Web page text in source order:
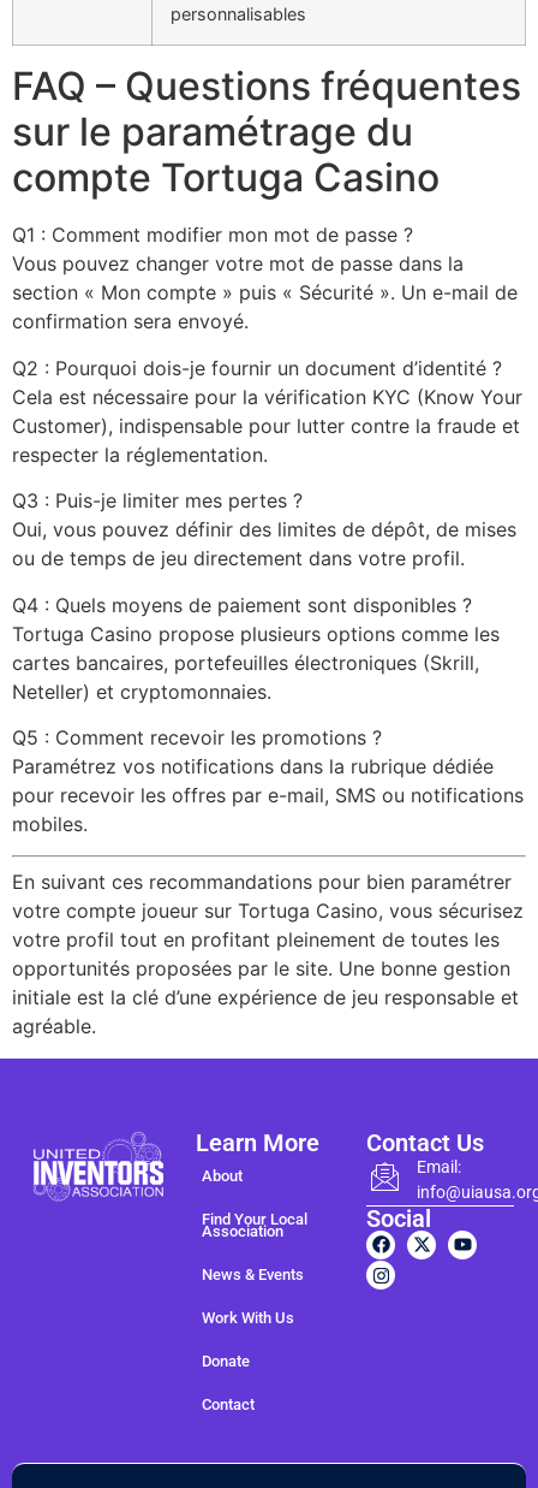
personnalisables
FAQ – Questions fréquentes
sur le paramétrage du
compte Tortuga Casino
Q1 : Comment modifier mon mot de passe ?
Vous pouvez changer votre mot de passe dans la
section « Mon compte » puis « Sécurité ». Un e-mail de
confirmation sera envoyé.
Q2 : Pourquoi dois-je fournir un document d’identité ?
Cela est nécessaire pour la vérification KYC (Know Your
Customer), indispensable pour lutter contre la fraude et
respecter la réglementation.
Q3 : Puis-je limiter mes pertes ?
Oui, vous pouvez définir des limites de dépôt, de mises
ou de temps de jeu directement dans votre profil.
Q4 : Quels moyens de paiement sont disponibles ?
Tortuga Casino propose plusieurs options comme les
cartes bancaires, portefeuilles électroniques (Skrill,
Neteller) et cryptomonnaies.
Q5 : Comment recevoir les promotions ?
Paramétrez vos notifications dans la rubrique dédiée
pour recevoir les offres par e-mail, SMS ou notifications
mobiles.
En suivant ces recommandations pour bien paramétrer
votre compte joueur sur Tortuga Casino, vous sécurisez
votre profil tout en profitant pleinement de toutes les
opportunités proposées par le site. Une bonne gestion
initiale est la clé d’une expérience de jeu responsable et
agréable.
Learn More
About
Find Your Local
Association
News & Events
Work With Us
Donate
Contact
Contact Us
Email:
Social